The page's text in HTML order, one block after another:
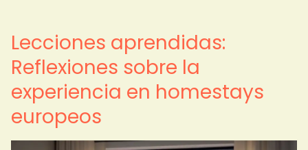
Lecciones aprendidas:
Reflexiones sobre la
experiencia en homestays
europeos